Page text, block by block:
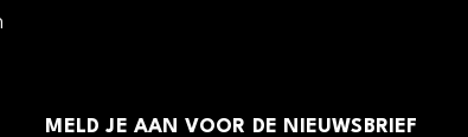
MELD JE AAN VOOR DE NIEUWSBRIEF